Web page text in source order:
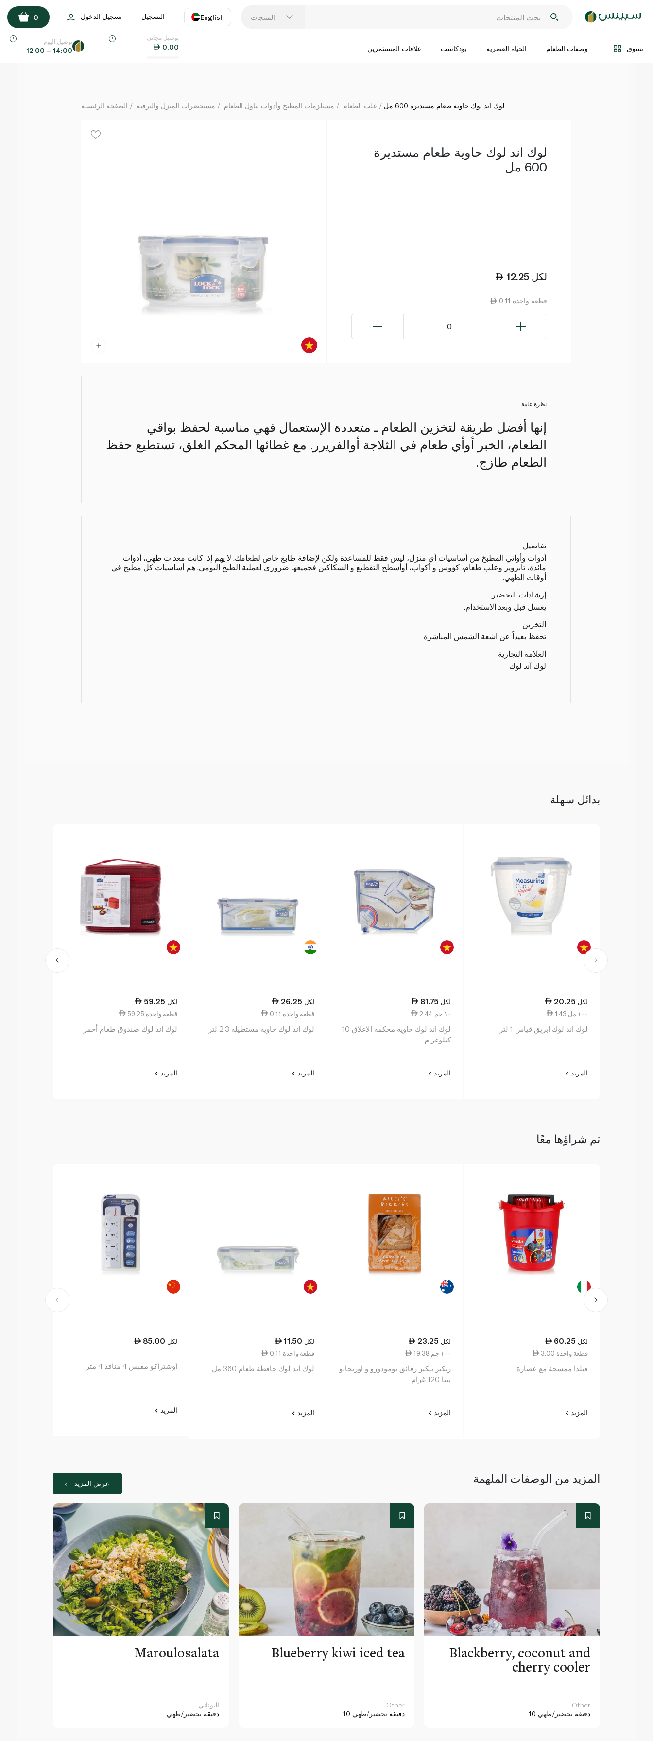
المنتجات English
اللغة
التسجيل تسجيل الدخول 0
تسوق وصفات الطعام الحياة العصرية بودكاست علاقات المستثمرين
توصيل مجاني
0.00
توصيل اليوم
12:00 – 14:00
اضف الى السلة
الصفحة الرئيسية مستحضرات المنزل والترفيه مستلزمات المطبخ وأدوات تناول الطعام علب الطعام لوك اند لوك حاوية طعام مستديرة 600 مل
لوك اند لوك حاوية طعام مستديرة
600 مل
12.25 لكل
0.11 قطعة واحدة
0
نظرة عامة
إنها أفضل طريقة لتخزين الطعام ـ متعددة الإستعمال فهي مناسبة لحفظ بواقي
الطعام، الخبز أوأي طعام في الثلاجة أوالفريزر. مع غطائها المحكم الغلق، تستطيع حفظ
الطعام طازج.
تفاصيل
أدوات وأواني المطبخ من أساسيات أي منزل، ليس فقط للمساعدة ولكن لإضافة طابع خاص لطعامك. لا يهم إذا كانت معدات طهي، أدوات
مائدة، تابروير وعلب طعام، كؤوس و أكواب، أوأسطح التقطيع و السكاكين فجميعها ضروري لعملية الطبخ اليومي. هم أساسيات كل مطبخ في
أوقات الطهي.
إرشادات التحضير
يغسل قبل وبعد الاستخدام.
التخزين
تحفظ بعيداً عن اشعة الشمس المباشرة
العلامة التجارية
لوك آند لوك
بدائل سهلة
20.25 لكل
1.43 ١٠٠ مل
لوك اند لوك ابريق قياس 1 لتر
المزيد
81.75 لكل
2.44 ١٠ جم
لوك اند لوك حاوية محكمة الإغلاق 10
كيلوغرام
المزيد
26.25 لكل
0.11 قطعة واحدة
لوك اند لوك حاوية مستطيلة 2.3 لتر
المزيد
59.25 لكل
59.25 قطعة واحدة
لوك اند لوك صندوق طعام أحمر
المزيد
تم شراؤها معًا
60.25 لكل
3.00 قطعة واحدة
فيلدا ممسحة مع عصارة
المزيد
23.25 لكل
19.38 ١٠٠ جم
ريكيز بيكيز رقائق بومودورو و اوريجانو
بيتا 120 غرام
المزيد
11.50 لكل
0.11 قطعة واحدة
لوك اند لوك حافظة طعام 360 مل
المزيد
85.00 لكل
أوشتراكو مقبس 4 منافذ 4 متر
المزيد
المزيد من الوصفات الملهمة عرض المزيد
Maroulosalata
اليوناني
دقيقة تحضير/طهي
Blueberry kiwi iced tea
Other
10 دقيقة تحضير/طهي
Blackberry, coconut and
cherry cooler
Other
10 دقيقة تحضير/طهي